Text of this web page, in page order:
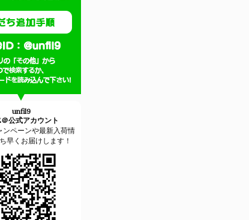
unfil9
公式アカウント
ンペーンや最新入荷情
早くお届けします！